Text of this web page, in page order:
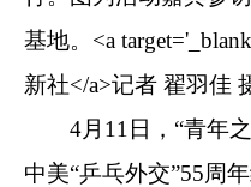
4月11日，“青年之
中美“乒乓外交”55周